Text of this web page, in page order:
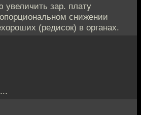
зар. плату
снижении
(редисок) в органах.